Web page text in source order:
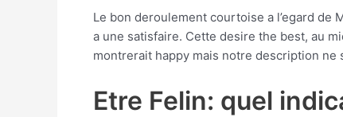
Le bon deroulement courtoise a l’egard de
a une satisfaire. Cette desire the best, au
montrerait happy mais notre description ne
Etre Felin: quel